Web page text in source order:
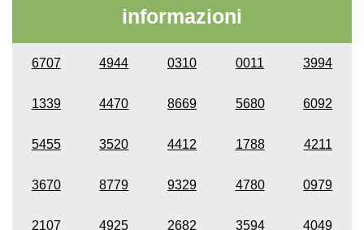
informazioni
6707 4944 0310 0011 3994
1339 4470 8669 5680 6092
5455 3520 4412 1788 4211
3670 8779 9329 4780 0979
2107 4925 2682 3594 4049